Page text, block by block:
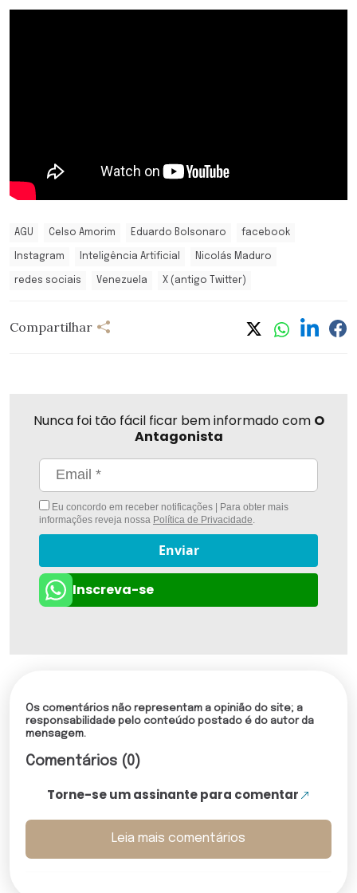
AGU Celso Amorim Eduardo Bolsonaro facebook
Instagram Inteligência Artificial Nicolás Maduro
redes sociais Venezuela X (antigo Twitter)
Compartilhar
Nunca foi tão fácil ficar bem informado com O
Antagonista
Eu concordo em receber notificações | Para obter mais
informações reveja nossa Política de Privacidade
Enviar
Inscreva-se
Os comentários não representam a opinião do site; a
responsabilidade pelo conteúdo postado é do autor da
mensagem.
Comentários (0)
Torne-se um assinante para comentar
Leia mais comentários